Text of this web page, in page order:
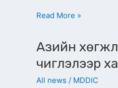
Read More »
Азийн
чиглэлээр
All news / MDDIC
хөгжлийн
цахим
засаглал,